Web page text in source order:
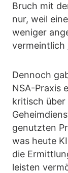
Bruch mit
nur, weil
weniger
vermeintlich
Dennoch
NSA-Praxis
kritisch über
genutzten
was heute
die
leisten